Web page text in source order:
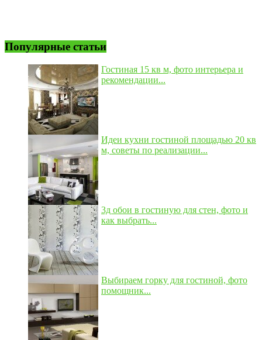
Популярные статьи
Гостиная 15 кв м, фото интерьера и
рекомендации...
Идеи кухни гостиной площадью 20 кв
м, советы по реализации...
3д обои в гостиную для стен, фото и
как выбрать...
Выбираем горку для гостиной, фото
помощник...